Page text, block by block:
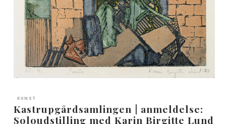
KUNST
Kastrupgårdsamlingen | anmeldelse:
Soloudstilling med Karin Birgitte Lund